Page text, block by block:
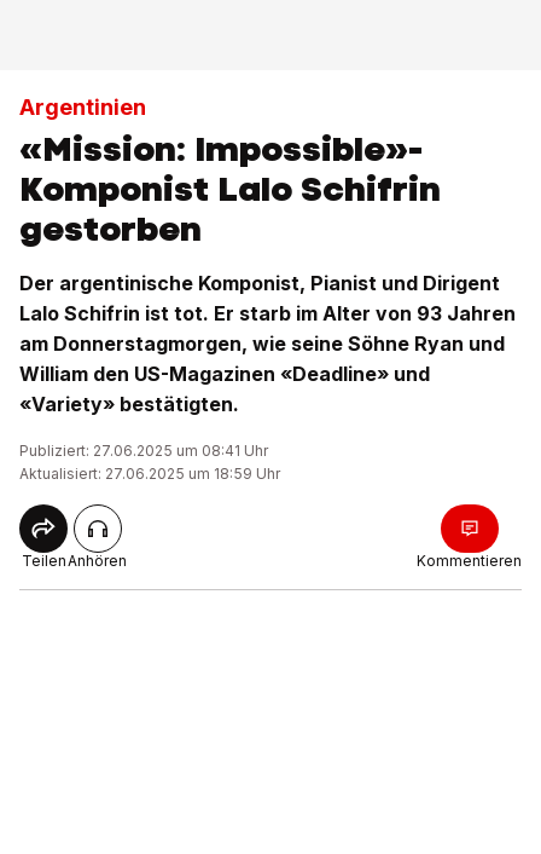
Argentinien
«Mission: Impossible»-
Komponist Lalo Schifrin
gestorben
Der argentinische Komponist, Pianist und Dirigent
Lalo Schifrin ist tot. Er starb im Alter von 93 Jahren
am Donnerstagmorgen, wie seine Söhne Ryan und
William den US-Magazinen «Deadline» und
«Variety» bestätigten.
Publiziert: 27.06.2025 um 08:41 Uhr
Aktualisiert: 27.06.2025 um 18:59 Uhr
TeilenAnhören Kommentieren